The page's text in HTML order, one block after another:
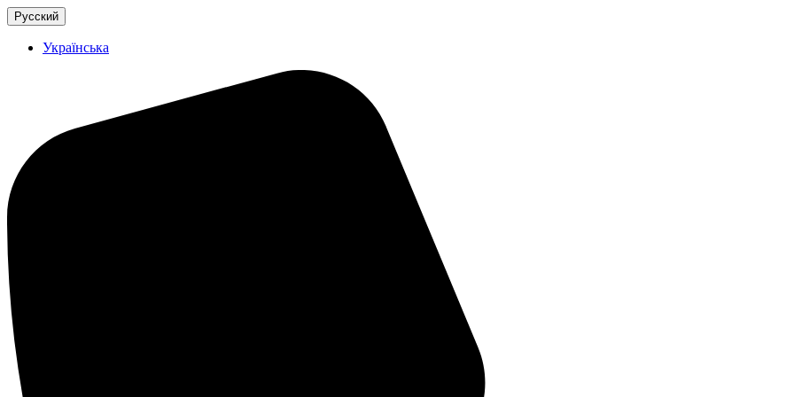
Русский
Українська